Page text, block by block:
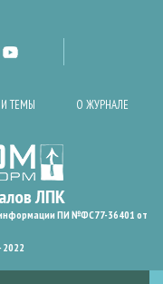
ТЕМЫ О ЖУРНАЛЕ
информации ПИ №ФС77-36401 от